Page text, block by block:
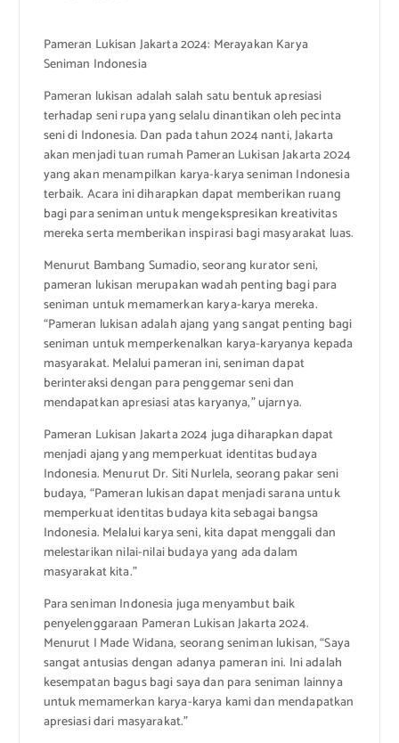
Pameran Lukisan Jakarta 2024: Merayakan Karya
Seniman Indonesia
Pameran lukisan adalah salah satu bentuk apresiasi
terhadap seni rupa yang selalu dinantikan oleh pecinta
seni di Indonesia. Dan pada tahun 2024 nanti, Jakarta
akan menjadi tuan rumah Pameran Lukisan Jakarta 2024
yang akan menampilkan karya-karya seniman Indonesia
terbaik. Acara ini diharapkan dapat memberikan ruang
bagi para seniman untuk mengekspresikan kreativitas
mereka serta memberikan inspirasi bagi masyarakat luas.
Menurut Bambang Sumadio, seorang kurator seni,
pameran lukisan merupakan wadah penting bagi para
seniman untuk memamerkan karya-karya mereka.
“Pameran lukisan adalah ajang yang sangat penting bagi
seniman untuk memperkenalkan karya-karyanya kepada
masyarakat. Melalui pameran ini, seniman dapat
berinteraksi dengan para penggemar seni dan
mendapatkan apresiasi atas karyanya,” ujarnya.
Pameran Lukisan Jakarta 2024 juga diharapkan dapat
menjadi ajang yang memperkuat identitas budaya
Indonesia. Menurut Dr. Siti Nurlela, seorang pakar seni
budaya, “Pameran lukisan dapat menjadi sarana untuk
memperkuat identitas budaya kita sebagai bangsa
Indonesia. Melalui karya seni, kita dapat menggali dan
melestarikan nilai-nilai budaya yang ada dalam
masyarakat kita.”
Para seniman Indonesia juga menyambut baik
penyelenggaraan Pameran Lukisan Jakarta 2024.
Menurut I Made Widana, seorang seniman lukisan, “Saya
sangat antusias dengan adanya pameran ini. Ini adalah
kesempatan bagus bagi saya dan para seniman lainnya
untuk memamerkan karya-karya kami dan mendapatkan
apresiasi dari masyarakat.”